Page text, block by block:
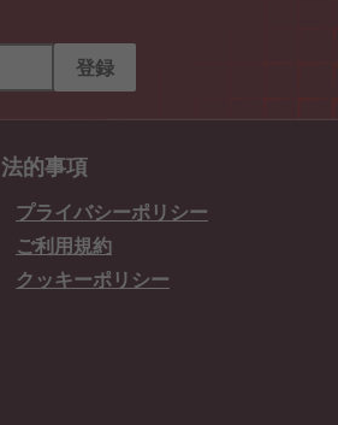
登録
法的事項
プライバシーポリシー
ご利用規約
クッキーポリシー